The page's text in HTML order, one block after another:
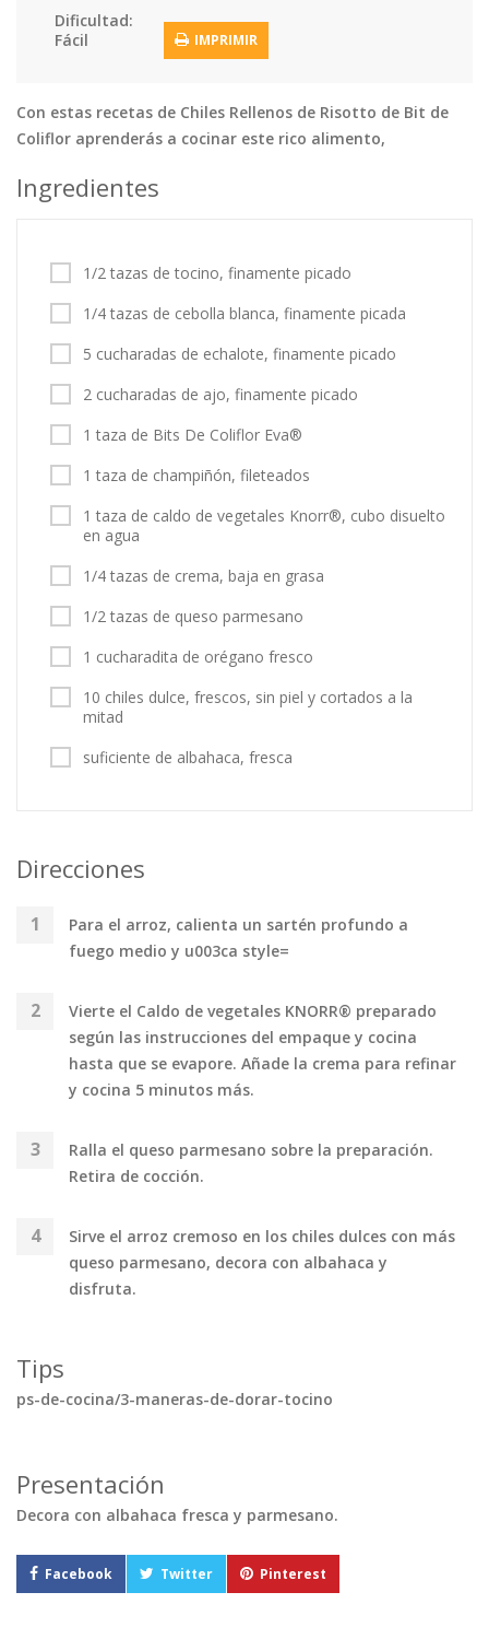
Tortas Vegetales
Vegetarian…
Tips y Trucos
Entrar / Registrarse
Dificultad:
Fácil
IMPRIMIR
Con estas recetas de Chiles Rellenos de Risotto de Bit de
Coliflor aprenderás a cocinar este rico alimento,
Ingredientes
1/2 tazas de tocino, finamente picado
1/4 tazas de cebolla blanca, finamente picada
5 cucharadas de echalote, finamente picado
2 cucharadas de ajo, finamente picado
1 taza de Bits De Coliflor Eva®
1 taza de champiñón, fileteados
1 taza de caldo de vegetales Knorr®, cubo disuelto
en agua
1/4 tazas de crema, baja en grasa
1/2 tazas de queso parmesano
1 cucharadita de orégano fresco
10 chiles dulce, frescos, sin piel y cortados a la
mitad
suficiente de albahaca, fresca
Direcciones
Para el arroz, calienta un sartén profundo a
fuego medio y u003ca style=
Vierte el Caldo de vegetales KNORR® preparado
según las instrucciones del empaque y cocina
hasta que se evapore. Añade la crema para refinar
y cocina 5 minutos más.
Ralla el queso parmesano sobre la preparación.
Retira de cocción.
Sirve el arroz cremoso en los chiles dulces con más
queso parmesano, decora con albahaca y
disfruta.
Tips
ps-de-cocina/3-maneras-de-dorar-tocino
Presentación
Decora con albahaca fresca y parmesano.
Facebook Twitter Pinterest